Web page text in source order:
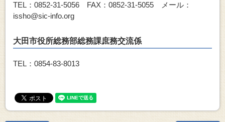
TEL：0852-31-5056 FAX：0852-31-5055 メール：
issho@sic-info.org
大田市役所総務部総務課庶務交流係
TEL：0854-83-8013